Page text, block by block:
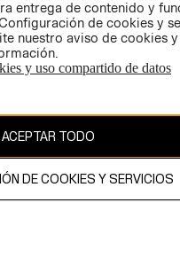
por copyright y es
entrega de contenido y
de cookies y
nuestro aviso de cookies
y uso compartido de datos
ACEPTAR TODO
DE COOKIES Y SERVICIOS